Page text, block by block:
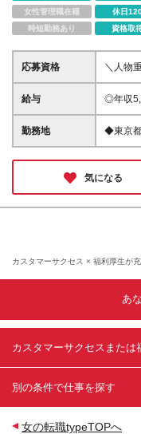
女性管理職在籍
休日
時短勤務あり
資格取
応募資格
＼人物
たす方
経験の
のキャ
給与
◎年収
336,000円〜
87,400
勤務地
◆東京
スタワー29階 ※リモートワー
望の勤
当社関
気になる
カスタマーサクセス × 福利厚生が
あ
カスタマーサクセスまたは
別の条件で仕事を探す
女の転職typeTOPへ